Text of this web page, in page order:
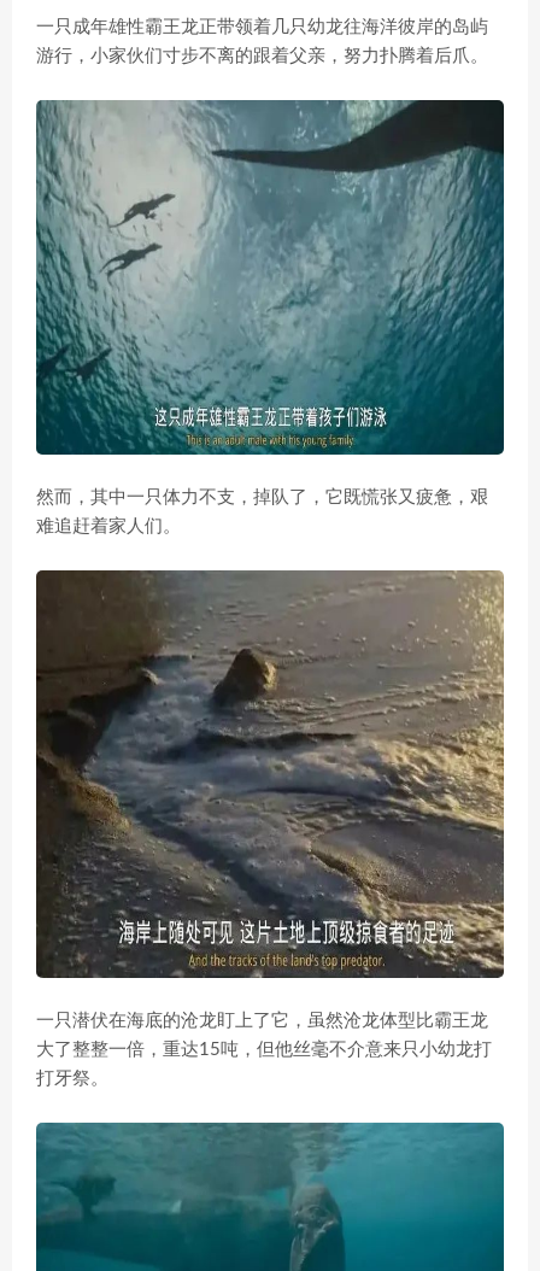
一只成年雄性霸王龙正带领着几只幼龙往海洋彼岸的岛屿
游行，小家伙们寸步不离的跟着父亲，努力扑腾着后爪。
然而，其中一只体力不支，掉队了，它既慌张又疲惫，艰
难追赶着家人们。
一只潜伏在海底的沧龙盯上了它，虽然沧龙体型比霸王龙
大了整整一倍，重达15吨，但他丝毫不介意来只小幼龙打
打牙祭。